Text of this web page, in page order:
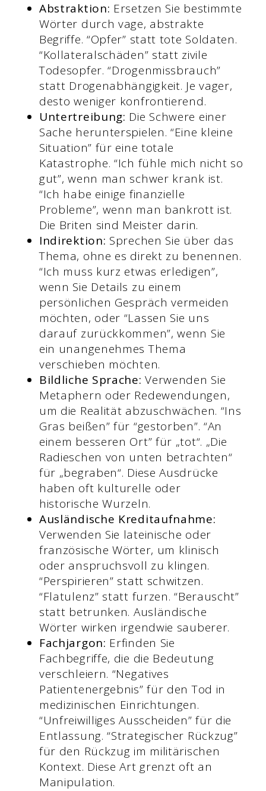
Abstraktion: Ersetzen Sie bestimmte
Wörter durch vage, abstrakte
Begriffe. “Opfer” statt tote Soldaten.
“Kollateralschäden” statt zivile
Todesopfer. “Drogenmissbrauch”
statt Drogenabhängigkeit. Je vager,
desto weniger konfrontierend.
Untertreibung: Die Schwere einer
Sache herunterspielen. “Eine kleine
Situation” für eine totale
Katastrophe. “Ich fühle mich nicht so
gut”, wenn man schwer krank ist.
“Ich habe einige finanzielle
Probleme”, wenn man bankrott ist.
Die Briten sind Meister darin.
Indirektion: Sprechen Sie über das
Thema, ohne es direkt zu benennen.
“Ich muss kurz etwas erledigen”,
wenn Sie Details zu einem
persönlichen Gespräch vermeiden
möchten, oder “Lassen Sie uns
darauf zurückkommen”, wenn Sie
ein unangenehmes Thema
verschieben möchten.
Bildliche Sprache: Verwenden Sie
Metaphern oder Redewendungen,
um die Realität abzuschwächen. “Ins
Gras beißen” für “gestorben”. “An
einem besseren Ort” für „tot“. „Die
Radieschen von unten betrachten“
für „begraben“. Diese Ausdrücke
haben oft kulturelle oder
historische Wurzeln.
Ausländische Kreditaufnahme:
Verwenden Sie lateinische oder
französische Wörter, um klinisch
oder anspruchsvoll zu klingen.
“Perspirieren” statt schwitzen.
“Flatulenz” statt furzen. “Berauscht”
statt betrunken. Ausländische
Wörter wirken irgendwie sauberer.
Fachjargon: Erfinden Sie
Fachbegriffe, die die Bedeutung
verschleiern. “Negatives
Patientenergebnis” für den Tod in
medizinischen Einrichtungen.
“Unfreiwilliges Ausscheiden” für die
Entlassung. “Strategischer Rückzug”
für den Rückzug im militärischen
Kontext. Diese Art grenzt oft an
Manipulation.